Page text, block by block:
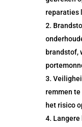
reparaties
brandstof,
remmen
het risico
Langere